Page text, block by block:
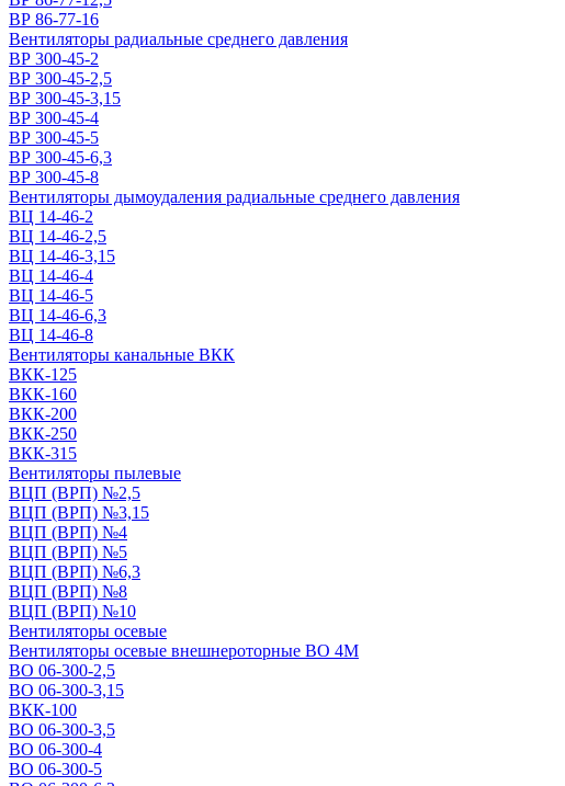
ВР 86-77-16
Вентиляторы радиальные среднего давления
ВР 300-45-2
ВР 300-45-2,5
ВР 300-45-3,15
ВР 300-45-4
ВР 300-45-5
ВР 300-45-6,3
ВР 300-45-8
Вентиляторы дымоудаления радиальные среднего давления
ВЦ 14-46-2
ВЦ 14-46-2,5
ВЦ 14-46-3,15
ВЦ 14-46-4
ВЦ 14-46-5
ВЦ 14-46-6,3
ВЦ 14-46-8
Вентиляторы канальные ВКК
ВКК-125
ВКК-160
ВКК-200
ВКК-250
ВКК-315
Вентиляторы пылевые
ВЦП (ВРП) №2,5
ВЦП (ВРП) №3,15
ВЦП (ВРП) №4
ВЦП (ВРП) №5
ВЦП (ВРП) №6,3
ВЦП (ВРП) №8
ВЦП (ВРП) №10
Вентиляторы осевые
Вентиляторы осевые внешнероторные ВО 4М
ВО 06-300-2,5
ВО 06-300-3,15
ВКК-100
ВО 06-300-3,5
ВО 06-300-4
ВО 06-300-5